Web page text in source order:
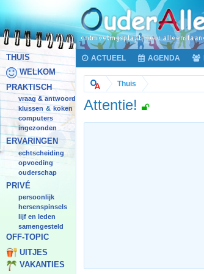
THUIS
WELKOM
PRAKTISCH
vraag & antwoord
klussen & koken
computers
ingezonden
ERVARINGEN
echtscheiding
opvoeding
ouderschap
PRIVÉ
persoonlijk
hersenspinsels
lijf en leden
samengesteld
OFF-TOPIC
UITJES
VAKANTIES
ACTUEEL AGENDA
Thuis
Attentie!